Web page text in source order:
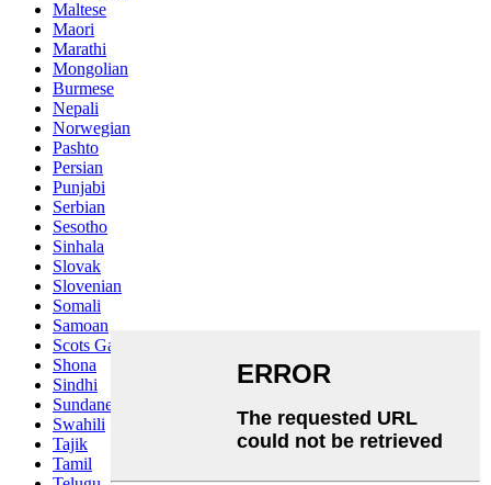
Maltese
Maori
Marathi
Mongolian
Burmese
Nepali
Norwegian
Pashto
Persian
Punjabi
Serbian
Sesotho
Sinhala
Slovak
Slovenian
Somali
Samoan
Scots Gaelic
Shona
Sindhi
Sundanese
Swahili
Tajik
Tamil